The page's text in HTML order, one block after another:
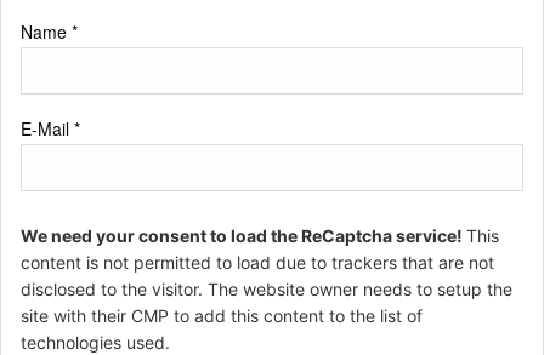
Name *
E-Mail *
We need your consent to load the ReCaptcha service! This
content is not permitted to load due to trackers that are not
disclosed to the visitor. The website owner needs to setup the
site with their CMP to add this content to the list of
technologies used.